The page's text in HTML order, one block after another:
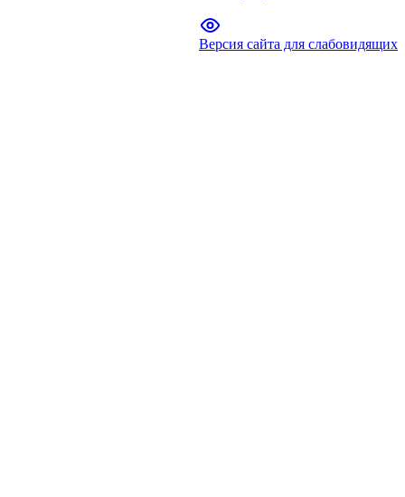
Версия сайта для слабовидящих